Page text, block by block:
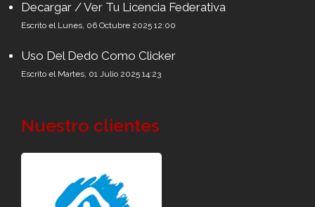
Decargar / Ver Tu Licencia Federativa
Escrito el Lunes, 06 Octubre 2025 12:00
Uso Del Dedo Como Clicker
Escrito el Martes, 01 Julio 2025 14:23
Nuestro clientes